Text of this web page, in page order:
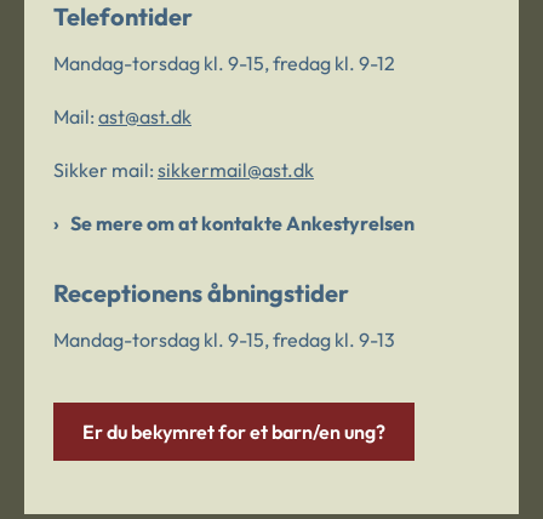
Telefontider
Mandag-torsdag kl. 9-15, fredag kl. 9-12
Mail: ast@ast.dk
Sikker mail: sikkermail@ast.dk
Se mere om at kontakte Ankestyrelsen
Receptionens åbningstider
Mandag-torsdag kl. 9-15, fredag kl. 9-13
Er du bekymret for et barn/en ung?